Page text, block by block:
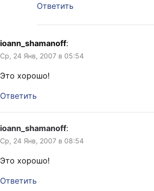
Ответить
ioann_shamanoff:
Ср, 24 Янв, 2007 в 05:54
Это хорошо!
Ответить
ioann_shamanoff:
Ср, 24 Янв, 2007 в 08:54
Это хорошо!
Ответить